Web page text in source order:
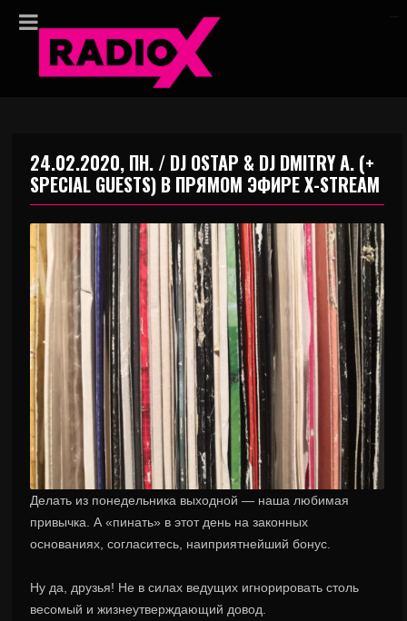
24.02.2020, ПН. / DJ OSTAP & DJ DMITRY A. (+
SPECIAL GUESTS) В ПРЯМОМ ЭФИРЕ X-STREAM
Делать из понедельника выходной — наша любимая
привычка. А «пинать» в этот день на законных
основаниях, согласитесь, наиприятнейший бонус.
Ну да, друзья! Не в силах ведущих игнорировать столь
весомый и жизнеутверждающий довод.